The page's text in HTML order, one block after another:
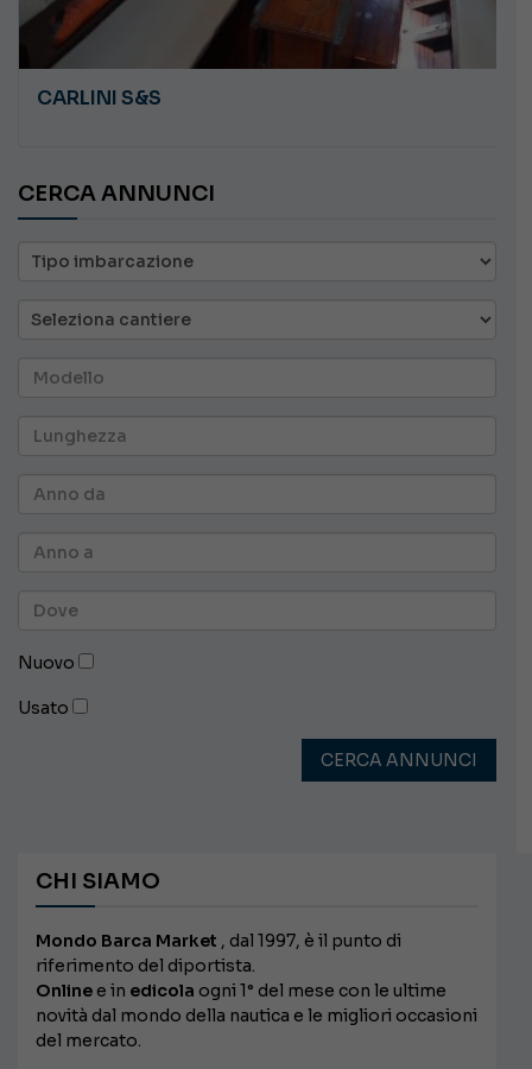
CARLINI S&S
CERCA ANNUNCI
Nuovo
Usato
CERCA ANNUNCI
CHI SIAMO
Mondo Barca Market , dal 1997, è il punto di
riferimento del diportista.
Online e in edicola ogni 1° del mese con le ultime
novità dal mondo della nautica e le migliori occasioni
del mercato.